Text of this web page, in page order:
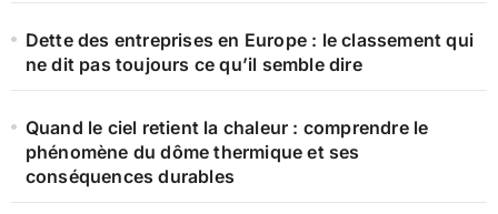
Dette des entreprises en Europe : le classement qui
ne dit pas toujours ce qu’il semble dire
Quand le ciel retient la chaleur : comprendre le
phénomène du dôme thermique et ses
conséquences durables